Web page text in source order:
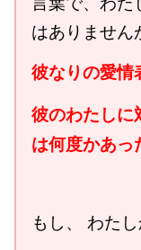
はありません
彼なりの愛情
彼のわたしに
は何度かあっ
もし、 わた